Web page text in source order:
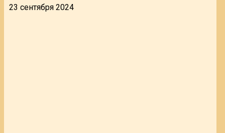
23 сентября 2024